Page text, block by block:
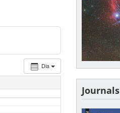
Dia
Journals